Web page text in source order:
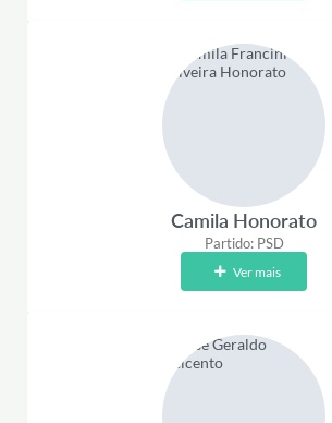
Camila Honorato
Partido: PSD
Ver mais